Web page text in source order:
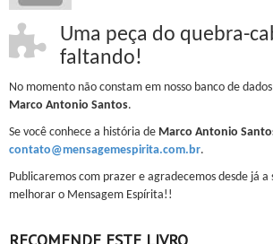
Uma peça do quebra-
faltando!
No momento não constam em nosso banco de
Marco Antonio Santos.
Se você conhece a história de Marco Antonio
contato@mensagemespirita.com.br.
Publicaremos com prazer e agradecemos desde já a
melhorar o Mensagem Espírita!!